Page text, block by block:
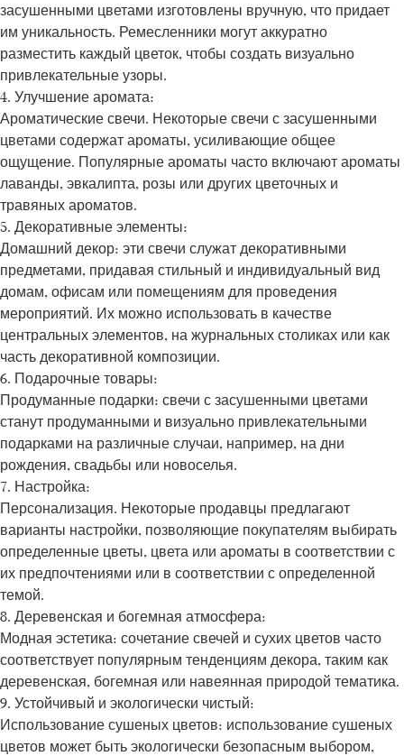
засушенными цветами изготовлены вручную, что придает
им уникальность. Ремесленники могут аккуратно
разместить каждый цветок, чтобы создать визуально
привлекательные узоры.
4. Улучшение аромата:
Ароматические свечи. Некоторые свечи с засушенными
цветами содержат ароматы, усиливающие общее
ощущение. Популярные ароматы часто включают ароматы
лаванды, эвкалипта, розы или других цветочных и
травяных ароматов.
5. Декоративные элементы:
Домашний декор: эти свечи служат декоративными
предметами, придавая стильный и индивидуальный вид
домам, офисам или помещениям для проведения
мероприятий. Их можно использовать в качестве
центральных элементов, на журнальных столиках или как
часть декоративной композиции.
6. Подарочные товары:
Продуманные подарки: свечи с засушенными цветами
станут продуманными и визуально привлекательными
подарками на различные случаи, например, на дни
рождения, свадьбы или новоселья.
7. Настройка:
Персонализация. Некоторые продавцы предлагают
варианты настройки, позволяющие покупателям выбирать
определенные цветы, цвета или ароматы в соответствии с
их предпочтениями или в соответствии с определенной
темой.
8. Деревенская и богемная атмосфера:
Модная эстетика: сочетание свечей и сухих цветов часто
соответствует популярным тенденциям декора, таким как
деревенская, богемная или навеянная природой тематика.
9. Устойчивый и экологически чистый:
Использование сушеных цветов: использование сушеных
цветов может быть экологически безопасным выбором,